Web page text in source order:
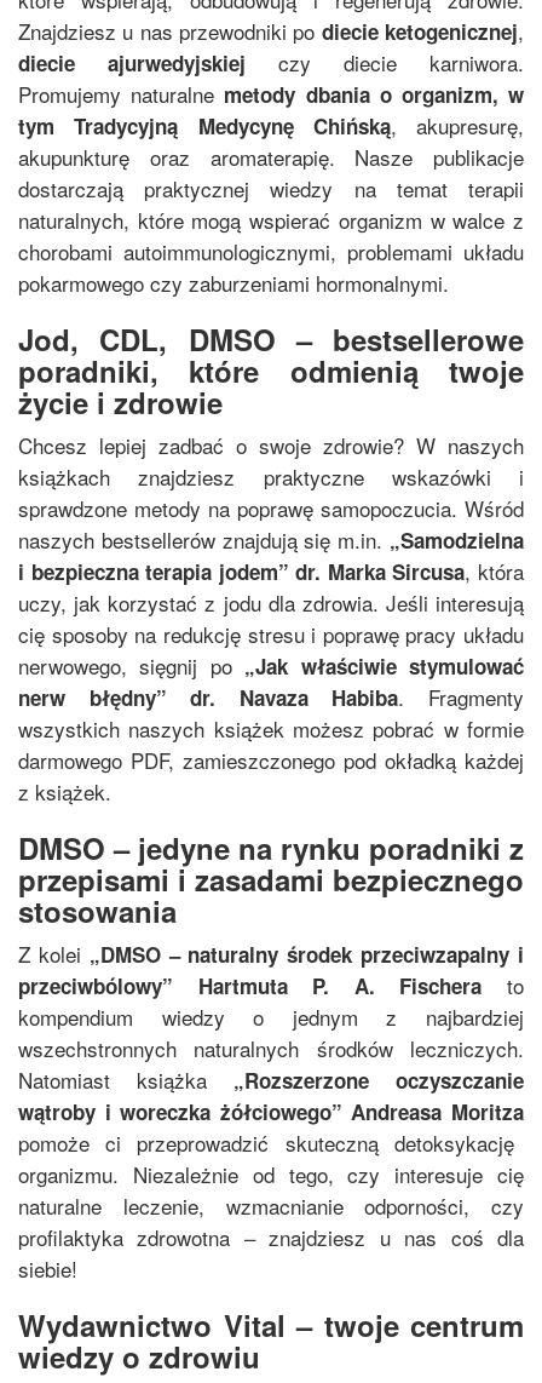
Znajdziesz u nas przewodniki po diecie ketogenicznej,
diecie ajurwedyjskiej czy diecie karniwora.
Promujemy naturalne metody dbania o organizm, w
tymTradycyjną Medycynę Chińską, akupresurę,
akupunkturę oraz aromaterapię. Nasze publikacje
dostarczają praktycznej wiedzy na temat terapii
naturalnych, które mogą wspierać organizm w walce z
chorobami autoimmunologicznymi, problemami układu
pokarmowego czy zaburzeniami hormonalnymi.
Jod, CDL, DMSO – bestsellerowe
poradniki, które odmienią twoje
życie i zdrowie
Chcesz lepiej zadbać o swoje zdrowie? W naszych
książkach znajdziesz praktyczne wskazówki i
sprawdzone metody na poprawę samopoczucia. Wśród
naszych bestsellerów znajdują się m.in. „Samodzielna
i bezpieczna terapia jodem”dr. Marka Sircusa, która
uczy, jak korzystać z jodu dla zdrowia. Jeśli interesują
cię sposoby na redukcję stresu i poprawę pracy układu
nerwowego, sięgnij po „Jak właściwie stymulować
nerw błędny”dr. Navaza Habiba. Fragmenty
wszystkich naszych książek możesz pobrać w formie
darmowego PDF, zamieszczonego pod okładką każdej
z książek.
DMSO – jedyne na rynku poradniki z
przepisami i zasadami bezpiecznego
stosowania
Z kolei „DMSO – naturalny środek przeciwzapalny i
przeciwbólowy” Hartmuta P. A. Fischera to
kompendium wiedzy o jednym z najbardziej
wszechstronnych naturalnych środków leczniczych.
Natomiast książka „Rozszerzone oczyszczanie
wątroby i woreczka żółciowego”Andreasa Moritza
pomoże ci przeprowadzić skuteczną detoksykację
organizmu. Niezależnie od tego, czy interesuje cię
naturalne leczenie, wzmacnianie odporności, czy
profilaktyka zdrowotna – znajdziesz u nas coś dla
siebie!
Wydawnictwo Vital – twoje centrum
wiedzy o zdrowiu